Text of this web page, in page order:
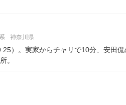
神奈川県
）。実家からチャリで10分、安田
。